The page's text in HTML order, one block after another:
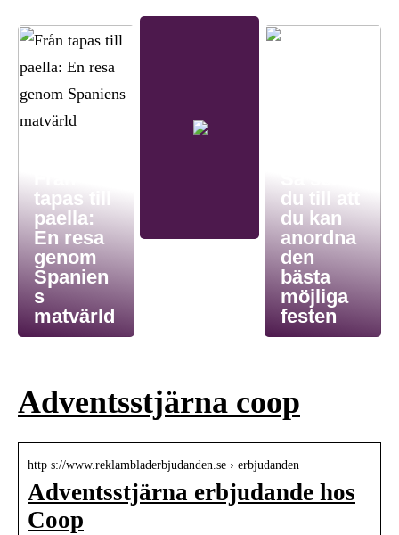
tapas till
paella:
En resa
genom
Spanien
s
matvärld
du till att
du kan
anordna
den
bästa
möjliga
festen
Adventsstjärna coop
http s://www.reklambladerbjudanden.se › erbjudanden
Adventsstjärna erbjudande hos
Coop